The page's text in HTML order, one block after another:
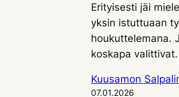
-
konsertin
taustaa
Erityisesti jäi
yksin istuttuaan
houkuttelemana.
koskapa valittivat.
Kuusamon
07.01.2026